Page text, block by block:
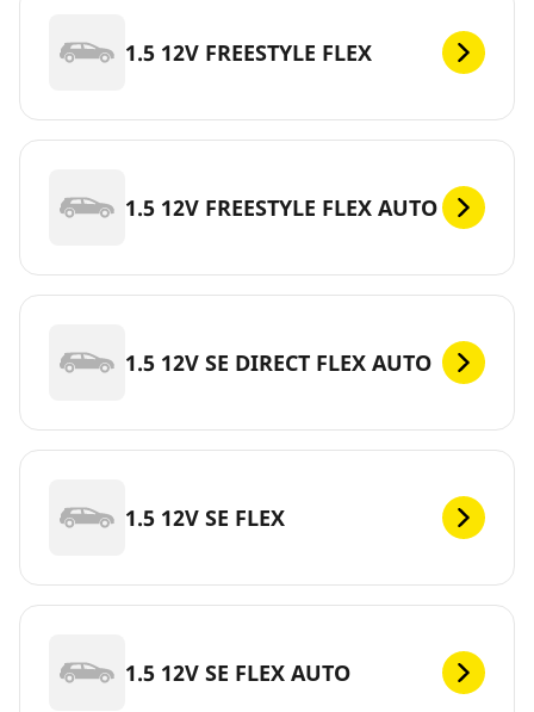
1.5 12V FREESTYLE FLEX
1.5 12V FREESTYLE FLEX AUTO
1.5 12V SE DIRECT FLEX AUTO
1.5 12V SE FLEX
1.5 12V SE FLEX AUTO